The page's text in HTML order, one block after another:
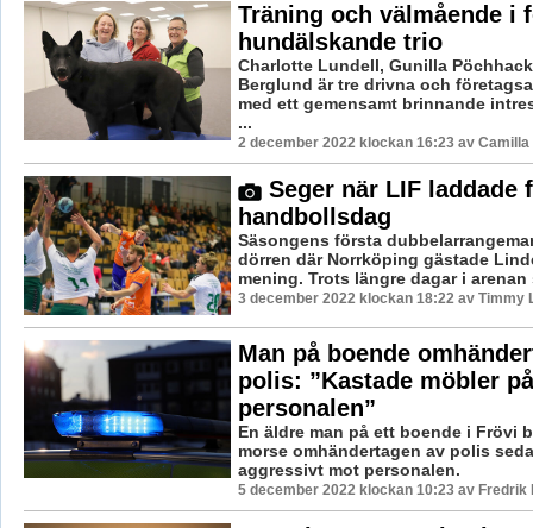
Träning och välmående i
hundälskande trio
Charlotte Lundell, Gunilla
Berglund är tre drivna och
med ett gemensamt brinnande
...
2 december 2022 klockan 16:23 av Camilla
Seger när LIF laddade
handbollsdag
Säsongens första
dörren där Norrköping gästade
mening. Trots längre dagar i arenan
3 december 2022 klockan 18:22 av Timmy
Man på boende
polis: ”Kastade möbler på
personalen”
En äldre man på ett boende i Frövi
morse omhändertagen av polis
aggressivt mot personalen.
5 december 2022 klockan 10:23 av Fredrik